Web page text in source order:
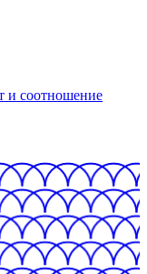
и соотношение